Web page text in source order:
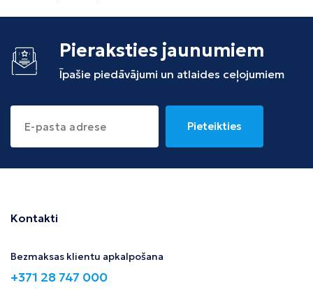
Pieraksties jaunumiem
Īpašie piedāvājumi un atlaides ceļojumiem
Pieteikties
Kontakti
Bezmaksas klientu apkalpošana
+371 28 747 000